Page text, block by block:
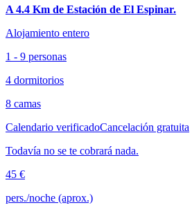
A 4.4 Km de Estación de El Espinar.
Alojamiento entero
1 - 9 personas
4 dormitorios
8 camas
Calendario verificadoCancelación gratuita
Todavía no se te cobrará nada.
45 €
pers./noche (aprox.)